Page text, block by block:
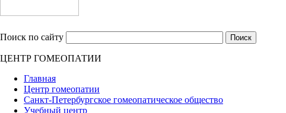
Поиск по сайту
ЦЕНТР ГОМЕОПАТИИ
Главная
Центр гомеопатии
Санкт-Петербургское гомеопатическое общество
Учебный центр